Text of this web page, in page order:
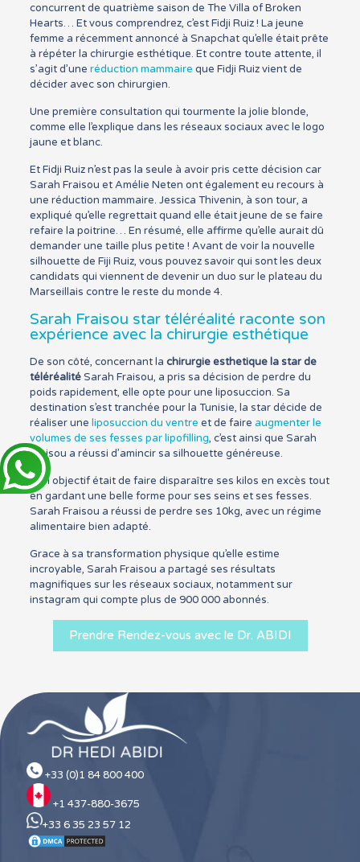
concurrent de quatrième saison de The Villa of Broken
Hearts… Et vous comprendrez, c’est Fidji Ruiz ! La jeune
femme a récemment annoncé à Snapchat qu’elle était prête
à répéter la chirurgie esthétique. Et contre toute attente, il
s’agit d’une réduction mammaire que Fidji Ruiz vient de
décider avec son chirurgien.
Une première consultation qui tourmente la jolie blonde,
comme elle l’explique dans les réseaux sociaux avec le logo
jaune et blanc.
Et Fidji Ruiz n’est pas la seule à avoir pris cette décision car
Sarah Fraisou et Amélie Neten ont également eu recours à
une réduction mammaire. Jessica Thivenin, à son tour, a
expliqué qu’elle regrettait quand elle était jeune de se faire
refaire la poitrine… En résumé, elle affirme qu’elle aurait dû
demander une taille plus petite ! Avant de voir la nouvelle
silhouette de Fiji Ruiz, vous pouvez savoir qui sont les deux
candidats qui viennent de devenir un duo sur le plateau du
Marseillais contre le reste du monde 4.
Sarah Fraisou star téléréalité raconte son
expérience avec la chirurgie esthétique
De son côté, concernant la chirurgie esthetique la star de
téléréalitéSarah Fraisou, a pris sa décision de perdre du
poids rapidement, elle opte pour une liposuccion. Sa
destination s’est tranchée pour la Tunisie, la star décide de
réaliser une liposuccion du ventre et de faire augmenter le
volumes de ses fesses par lipofilling, c’est ainsi que Sarah
Fraisou a réussi d’amincir sa silhouette généreuse.
Son objectif était de faire disparaître ses kilos en excès tout
en gardant une belle forme pour ses seins et ses fesses.
Sarah Fraisou a réussi de perdre ses 10kg, avec un régime
alimentaire bien adapté.
Grace à sa transformation physique qu’elle estime
incroyable, Sarah Fraisou a partagé ses résultats
magnifiques sur les réseaux sociaux, notamment sur
instagram qui compte plus de 900 000 abonnés.
Prendre Rendez-vous avec le Dr. ABIDI
+33 (0)1 84 800 400
+1 437-880-3675
+33 6 35 23 57 12